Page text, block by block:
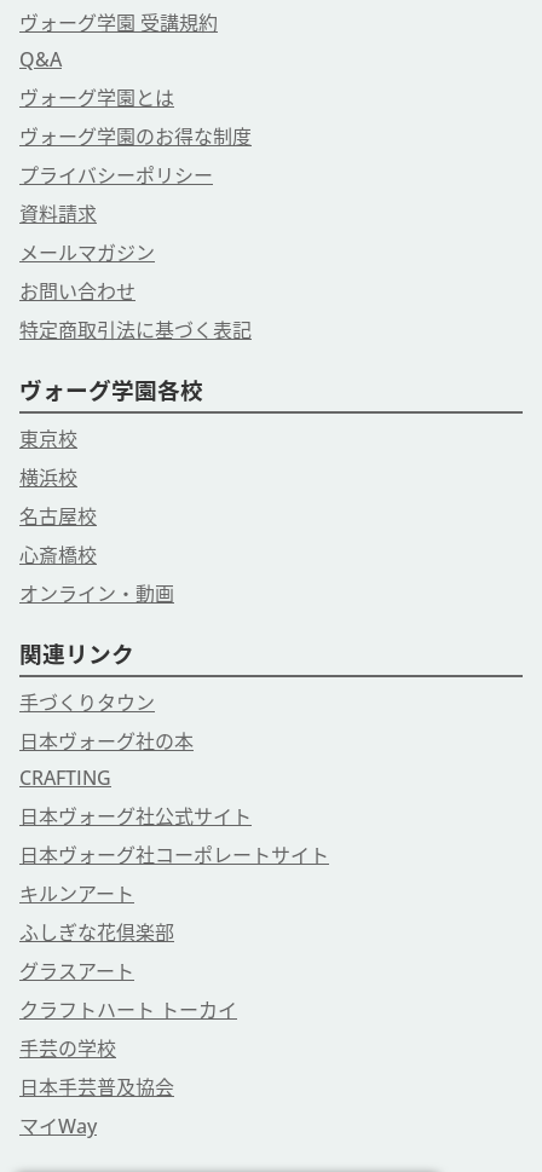
ヴォーグ学園 受講規約
Q&A
ヴォーグ学園とは
ヴォーグ学園のお得な制度
プライバシーポリシー
資料請求
メールマガジン
お問い合わせ
特定商取引法に基づく表記
ヴォーグ学園各校
東京校
横浜校
名古屋校
心斎橋校
オンライン・動画
関連リンク
手づくりタウン
日本ヴォーグ社の本
CRAFTING
日本ヴォーグ社公式サイト
日本ヴォーグ社コーポレートサイト
キルンアート
ふしぎな花倶楽部
グラスアート
クラフトハート トーカイ
手芸の学校
日本手芸普及協会
マイWay